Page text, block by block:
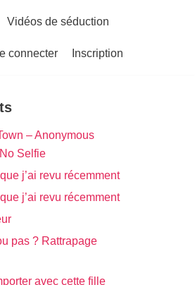
Vidéos de séduction
connecter Inscription
– Anonymous
Selfie
j’ai revu récemment
j’ai revu récemment
pas ? Rattrapage
avec cette fille